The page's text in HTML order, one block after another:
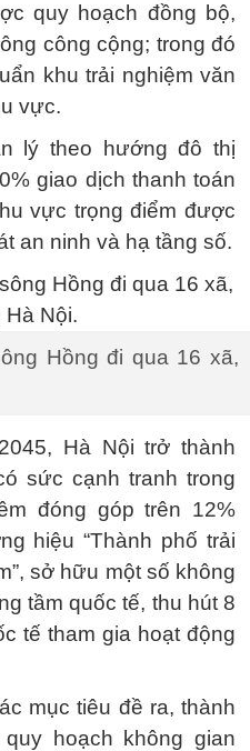
quy hoạch đồng bộ,
công cộng; trong đó
khu trải nghiệm văn
vực.
lý theo hướng đô thị
giao dịch thanh toán
vực trọng điểm được
an ninh và hạ tầng số.
Hồng đi qua 16 xã,
Hà Nội trở thành
sức cạnh tranh trong
đóng góp trên 12%
hiệu “Thành phố trải
sở hữu một số không
tầm quốc tế, thu hút 8
tế tham gia hoạt động
mục tiêu đề ra, thành
hoạch không gian